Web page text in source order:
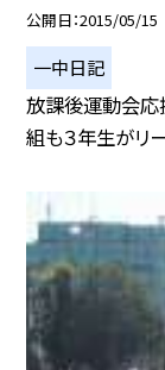
公開日 2015/05/15
一中日記
放課後運動会応
組も３年生がリ